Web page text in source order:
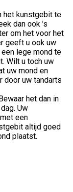
het kunstgebit te
dan ook ’s
om het voor het
geeft u ook uw
lege mond te
Wilt u toch uw
uw mond en
door uw tandarts
het dan in
Uw
een
altijd goed
plaatst.